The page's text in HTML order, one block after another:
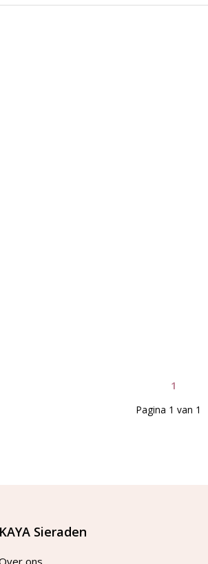
1
Pagina 1 van 1
KAYA Sieraden
ons